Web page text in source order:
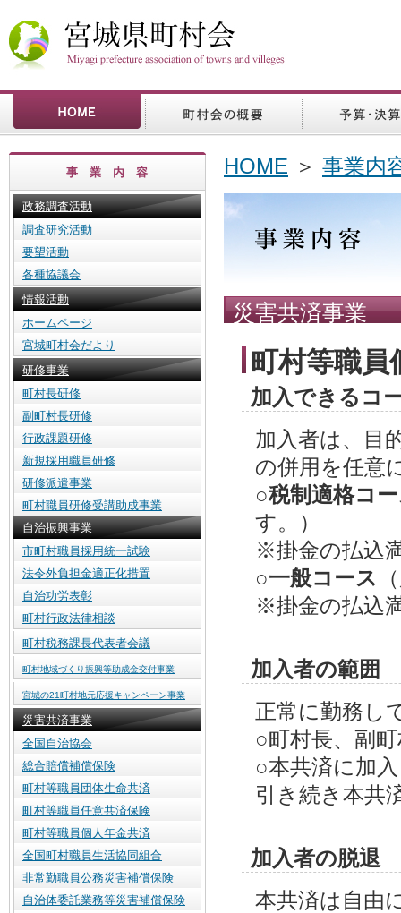
事 業 内 容
政務調査活動
調査研究活動
要望活動
各種協議会
情報活動
ホームページ
宮城町村会だより
研修事業
町村長研修
副町村長研修
行政課題研修
新規採用職員研修
研修派遣事業
町村職員研修受講助成事業
自治振興事業
市町村職員採用統一試験
法令外負担金適正化措置
自治功労表彰
町村行政法律相談
町村税務課長代表者会議
町村地域づくり振興等助成金交付事業
宮城の21町村地元応援キャンペーン事業
災害共済事業
全国自治協会
総合賠償補償保険
町村等職員団体生命共済
町村等職員任意共済保険
町村等職員個人年金共済
全国町村職員生活協同組合
非常勤職員公務災害補償保険
自治体委託業務等災害補償保険
HOME ＞ 事業内
災害共済事業
町村等職員
加入できるコ
加入者は、目
の併用を任意
○税制適格コ
す。）
※掛金の払込
○一般コース
※掛金の払込
加入者の範囲
正常に勤務し
○町村長、副
○本共済に加
引き続き本共
加入者の脱退
本共済は自由